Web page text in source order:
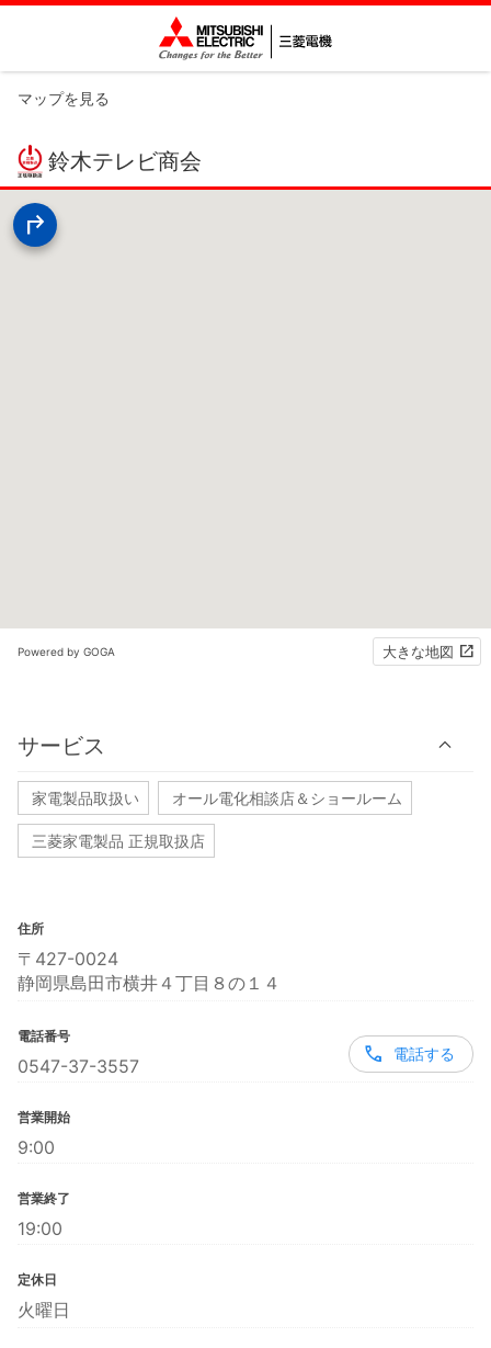
マップを見る
鈴木テレビ商会
Powered by GOGA 大きな地図
サービス
家電製品取扱い オール電化相談店＆ショールーム
三菱家電製品 正規取扱店
住所
〒427-0024
静岡県島田市横井４丁目８の１４
電話番号
0547-37-3557
電話する
営業開始
9:00
営業終了
19:00
定休日
火曜日